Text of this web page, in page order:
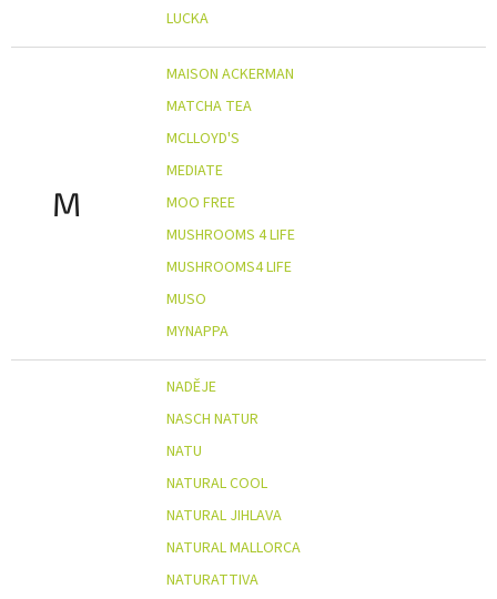
LUCKA
M
MAISON ACKERMAN
MATCHA TEA
MCLLOYD'S
MEDIATE
MOO FREE
MUSHROOMS 4 LIFE
MUSHROOMS4 LIFE
MUSO
MYNAPPA
NADĚJE
NASCH NATUR
NATU
NATURAL COOL
NATURAL JIHLAVA
NATURAL MALLORCA
NATURATTIVA